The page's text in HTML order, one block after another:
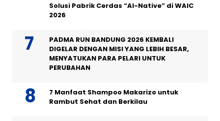
Solusi Pabrik Cerdas “AI-Native” di WAIC
2026
PADMA RUN BANDUNG 2026 KEMBALI
DIGELAR DENGAN MISI YANG LEBIH BESAR,
MENYATUKAN PARA PELARI UNTUK
PERUBAHAN
7 Manfaat Shampoo Makarizo untuk
Rambut Sehat dan Berkilau